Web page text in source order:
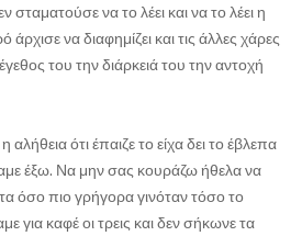
σταματούσε να το λέει και να το λέει η
να διαφημίζει και τις άλλες χάρες
του την διάρκειά του την αντοχή
αλήθεια ότι έπαιζε το είχα δει το έβλεπα
έξω. Να μην σας κουράζω ήθελα να
όσο πιο γρήγορα γινόταν τόσο το
για καφέ οι τρεις και δεν σήκωνε τα